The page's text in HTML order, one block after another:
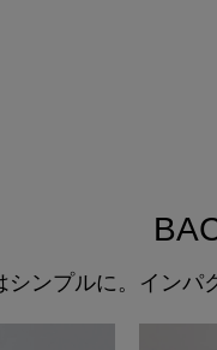
シンプルに。インパ